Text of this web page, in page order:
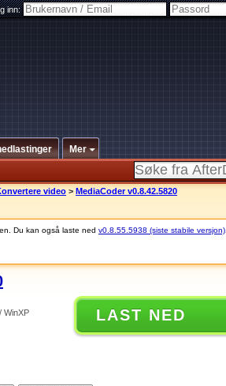
inn:
Mer
video > MediaCoder v0.8.42.5820
Du kan også laste ned v0.8.55.5938 (siste stabile versjon)
WinXP LAST NED